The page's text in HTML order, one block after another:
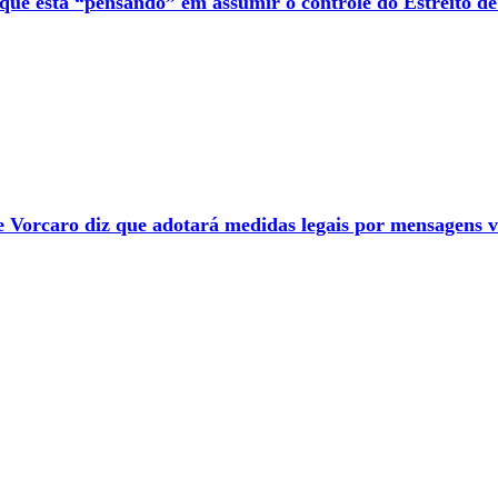
Vorcaro diz que adotará medidas legais por mensagens